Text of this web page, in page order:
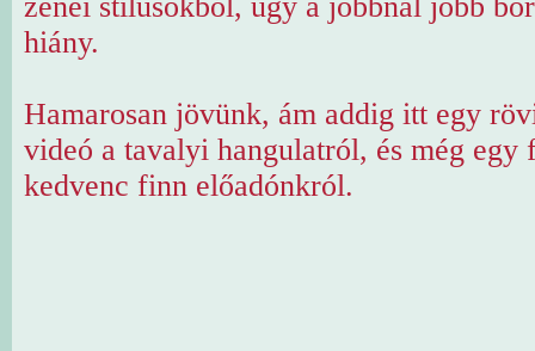
hiány.
Hamarosan jövünk, ám addig itt egy
videó a tavalyi hangulatról, és még egy
kedvenc finn előadónkról.